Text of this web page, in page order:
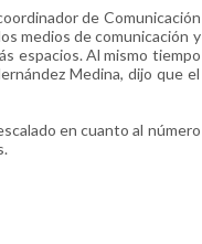
de Comunicación
medios de comunicación y
espacios. Al mismo tiempo
Medina, dijo que el
en cuanto al número